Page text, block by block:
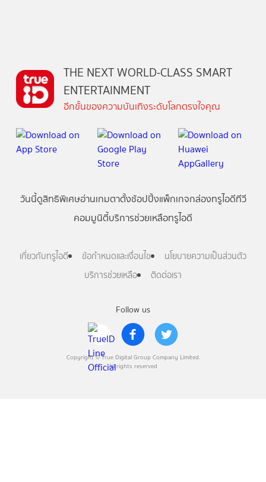
Follow us
Copyright © True Digital Group Company Limited.
All rights reserved
THE NEXT WORLD-CLASS SMART
ENTERTAINMENT
อีกขั้นของความบันเทิงระดับโลกตรงใจคุณ
วันนี้ดูสิทธิพิเศษอ่านเกมตาตั้งช้อปปิ้งแพ็กเกจกล่องทรูไอดีทีวี
คอมมูนิตี้บริการช่วยเหลือทรูไอดี
เกี่ยวกับทรูไอดี ข้อกำหนดและเงื่อนไข
นโยบายความเป็นส่วนตัว
บริการช่วยเหลือ
ติดต่อเรา